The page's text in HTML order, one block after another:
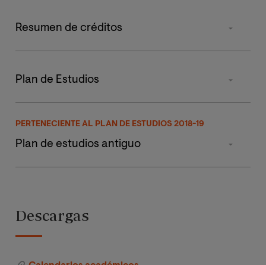
Resumen de créditos
Obligatorias
Prácticas Externas
Plan de Estudios
ASIGNATURA
PRIMER
Principios y
a estructural y
funcional
PERTENECIENTE AL PLAN DE ESTUDIOS 2018-19
Plan de estudios antiguo
Descargas